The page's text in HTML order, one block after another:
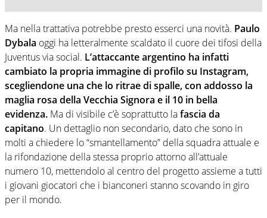
Ma nella trattativa potrebbe presto esserci una novità. Paulo
Dybala oggi ha letteralmente scaldato il cuore dei tifosi della
Juventus via social. L’attaccante argentino ha infatti
cambiato la propria immagine di profilo su Instagram,
scegliendone una che lo ritrae di spalle, con addosso la
maglia rosa della Vecchia Signora e il 10 in bella
evidenza. Ma di visibile c’è soprattutto lafascia da
capitano. Un dettaglio non secondario, dato che sono in
molti a chiedere lo “smantellamento” della squadra attuale e
la rifondazione della stessa proprio attorno all’attuale
numero 10, mettendolo al centro del progetto assieme a tutti
i giovani giocatori che i bianconeri stanno scovando in giro
per il mondo.